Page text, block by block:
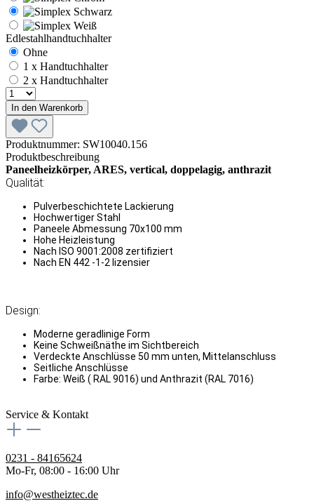
Edlestahlhandtuchhalter
Ohne
1 x Handtuchhalter
2 x Handtuchhalter
In den Warenkorb
Produktnummer: SW10040.156
Produktbeschreibung
Paneelheizkörper, ARES, vertical, doppelagig, anthrazit
Qualität:
Pulverbeschichtete Lackierung
Hochwertiger Stahl
Paneele Abmessung 70x100 mm
Hohe Heizleistung
Nach ISO 9001:2008 zertifiziert
Nach EN 442 -1-2 lizensier
Design:
Moderne geradlinige Form
Keine Schweißnäthe im Sichtbereich
Verdeckte Anschlüsse 50 mm unten, Mittelanschluss
Seitliche Anschlüsse
Farbe: Weiß ( RAL 9016) und Anthrazit (RAL 7016)
Service & Kontakt
0231 - 84165624
Mo-Fr, 08:00 - 16:00 Uhr
info@westheiztec.de